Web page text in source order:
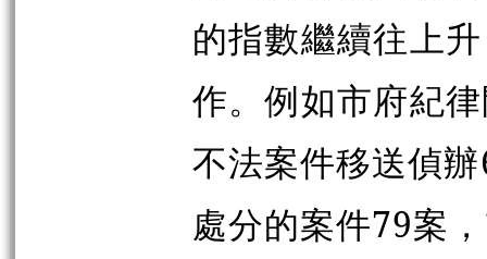
的指數繼續往上
作。例如市府紀
不法案件移送偵
處分的案件79案